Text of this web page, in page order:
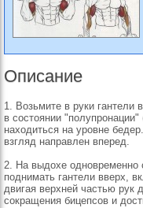
Описание
1. Возьмите в руки гантели
в состоянии
находиться на уровне
взгляд направлен вперед.
2. На выдохе одновременно
поднимать гантели вверх,
двигая верхней частью рук
сокращения бицепсов и